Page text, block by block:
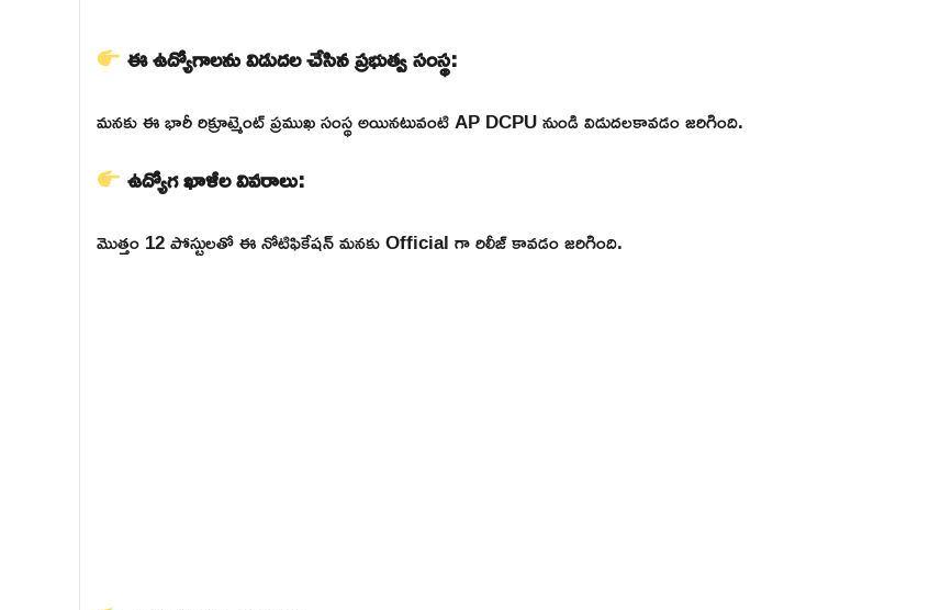
ఈ ఉద్యోగాలను విడుదల చేసిన ప్రభుత్వ సంస్థ:
మనకు ఈ భారీ రిక్రూట్మెంట్ ప్రముఖ సంస్థ అయినటువంటి AP DCPU నుండి విడుదలకావడం జరిగింది.
ఉద్యోగ ఖాళీల వివరాలు:
మొత్తం 12 పోస్టులతో ఈ నోటిఫికేషన్ మనకు Official గా రిలీజ్ కావడం జరిగింది.